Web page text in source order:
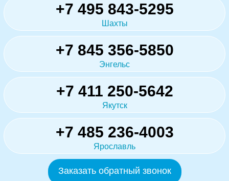
+7 495 843-5295
Шахты
+7 845 356-5850
Энгельс
+7 411 250-5642
Якутск
+7 485 236-4003
Ярославль
Заказать обратный звонок